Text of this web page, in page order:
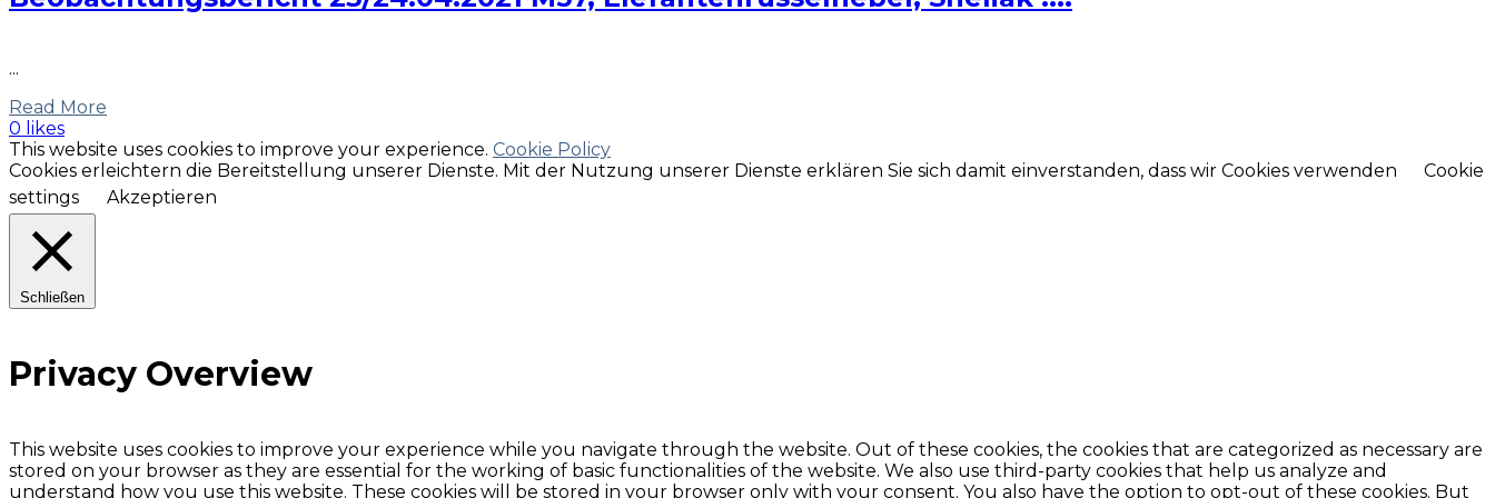
...
Read More
0 likes
This website uses cookies to improve your experience. Cookie Policy
Cookies erleichtern die Bereitstellung unserer Dienste. Mit der Nutzung unserer Dienste erklären Sie sich damit einverstanden, dass wir Cookies verwenden
Cookie
settings
Akzeptieren
Schließen
Privacy Overview
This website uses cookies to improve your experience while you navigate through the website. Out of these cookies, the cookies that are categorized as necessary are
stored on your browser as they are essential for the working of basic functionalities of the website. We also use third-party cookies that help us analyze and
understand how you use this website. These cookies will be stored in your browser only with your consent. You also have the option to opt-out of these cookies. But